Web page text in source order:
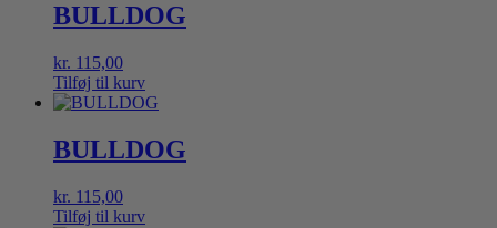
BULLDOG
kr. 115,00
Tilføj til kurv
BULLDOG
kr. 115,00
Tilføj til kurv